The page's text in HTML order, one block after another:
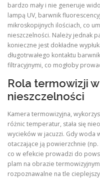
bardzo mały i nie generuje
lampą UV, barwnik
mikroskopijnych ilościach, co
nieszczelności. Należy jednak
konieczne jest dokładne
długotrwałego kontaktu
filtracyjnymi, co mogłoby
Rola termowizji
nieszczelności
Kamera termowizyjna,
różnic temperatur, stała się
wycieków w jacuzzi. Gdy woda
otaczające ją powierzchnie
co w efekcie prowadzi do
plam na obrazie
rozpoznawalne na tle